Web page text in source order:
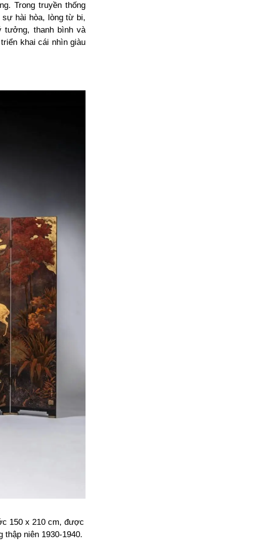
Trong truyền thống
hài hòa, lòng từ bi,
thanh bình và
khai cái nhìn giàu
150 x 210 cm, được
niên 1930-1940.